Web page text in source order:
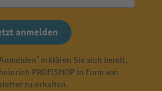
anmelden
erklären Sie sich bereit,
PROFISHOP in Form von
zu erhalten.